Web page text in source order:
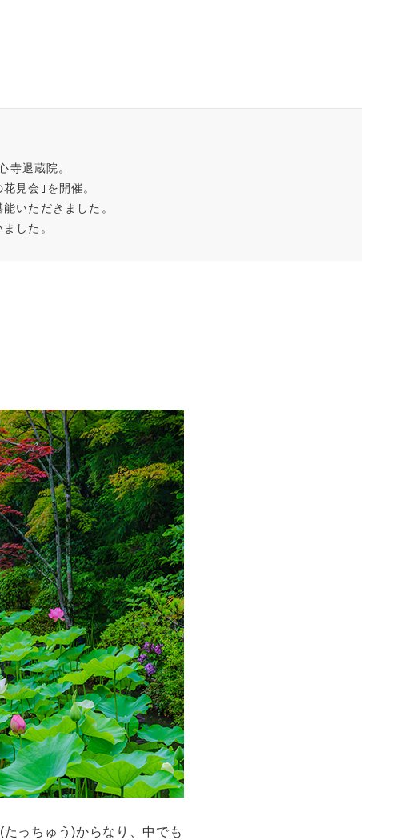
寺退蔵院。
見会｣を開催。
いただきました。
した。
っちゅう)からなり、中でも